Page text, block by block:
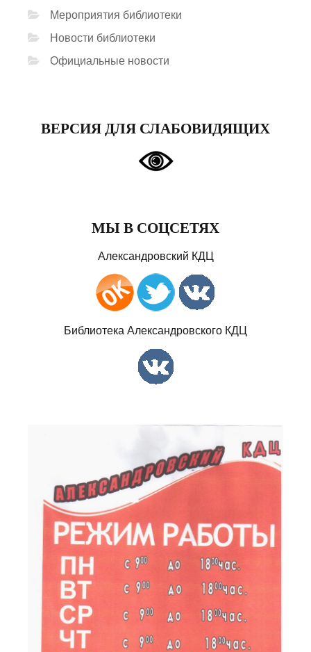
Мероприятия библиотеки
Новости библиотеки
Официальные новости
ВЕРСИЯ ДЛЯ СЛАБОВИДЯЩИХ
МЫ В СОЦСЕТЯХ
Александровский КДЦ
Библиотека Александровского КДЦ